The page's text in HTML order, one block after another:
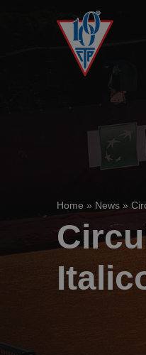
Home » News »